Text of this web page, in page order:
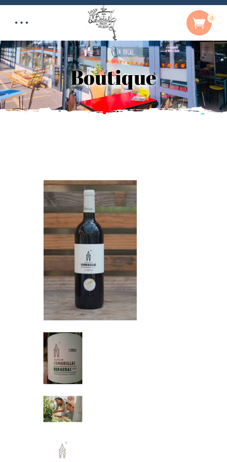
0
Boutique